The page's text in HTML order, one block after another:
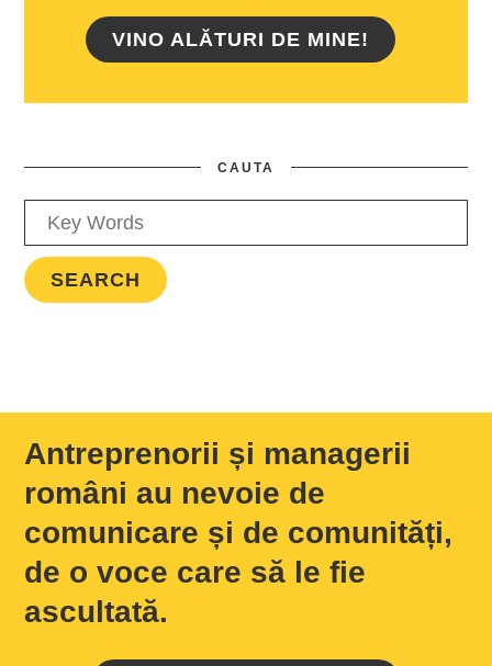
VINO ALĂTURI DE MINE!
CAUTA
Antreprenorii și managerii
români au nevoie de
comunicare și de comunități,
de o voce care să le fie
ascultată.